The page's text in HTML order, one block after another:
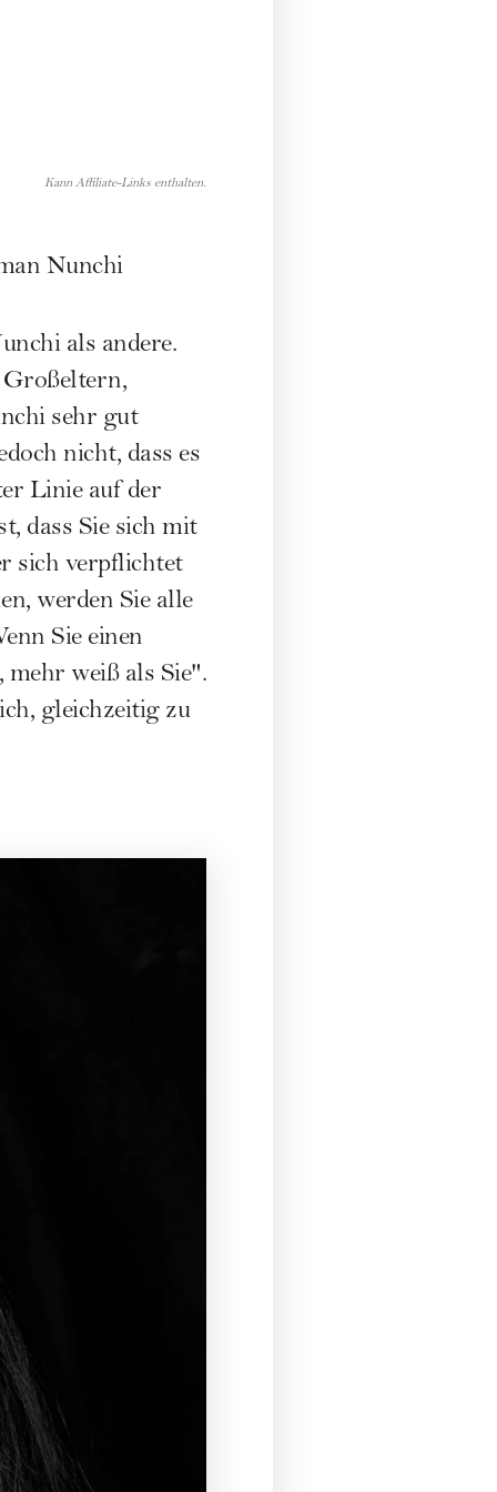
Kann Affiliate-Links enthalten.
Nunchi
als andere.
sehr gut
nicht, dass es
Linie auf der
dass Sie sich mit
sich verpflichtet
werden Sie alle
Sie einen
mehr weiß als Sie".
gleichzeitig zu